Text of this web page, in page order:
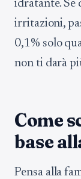
idratante. Se
irritazioni,
0,1% solo
non ti darà
Come
base
Pensa alla